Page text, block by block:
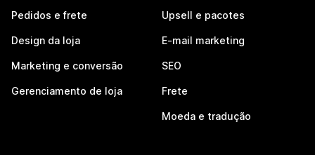
Pedidos e frete
Design da loja
Marketing e conversão
Gerenciamento de loja
Upsell e pacotes
E-mail marketing
SEO
Frete
Moeda e tradução